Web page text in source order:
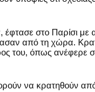
έφτασε στο Παρίσι
από τη χώρα.
του, όπως ανέφερε
να κρατηθούν